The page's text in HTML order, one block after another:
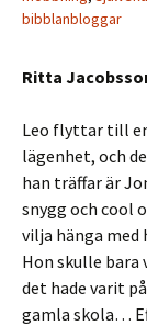
bibblanbloggar
Ritta
Leo flyttar till
lägenhet, och
han träffar är
snygg och cool
vilja hänga med
Hon skulle bara
det hade varit
gamla skola…